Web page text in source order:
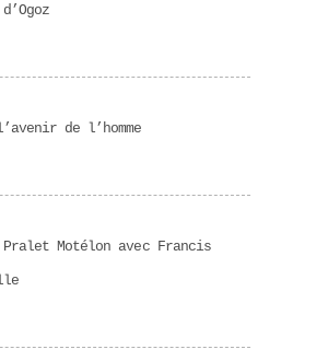
de l’homme
Motélon avec Francis